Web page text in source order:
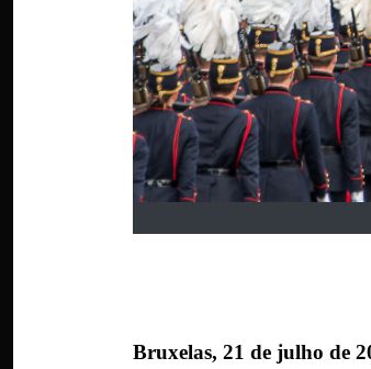
Bruxelas, 21 de julho de